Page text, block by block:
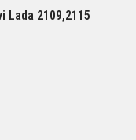
Lada 2109,2115